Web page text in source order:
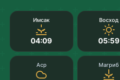
Имсак
04:09
Восход
05:59
Аср Магриб